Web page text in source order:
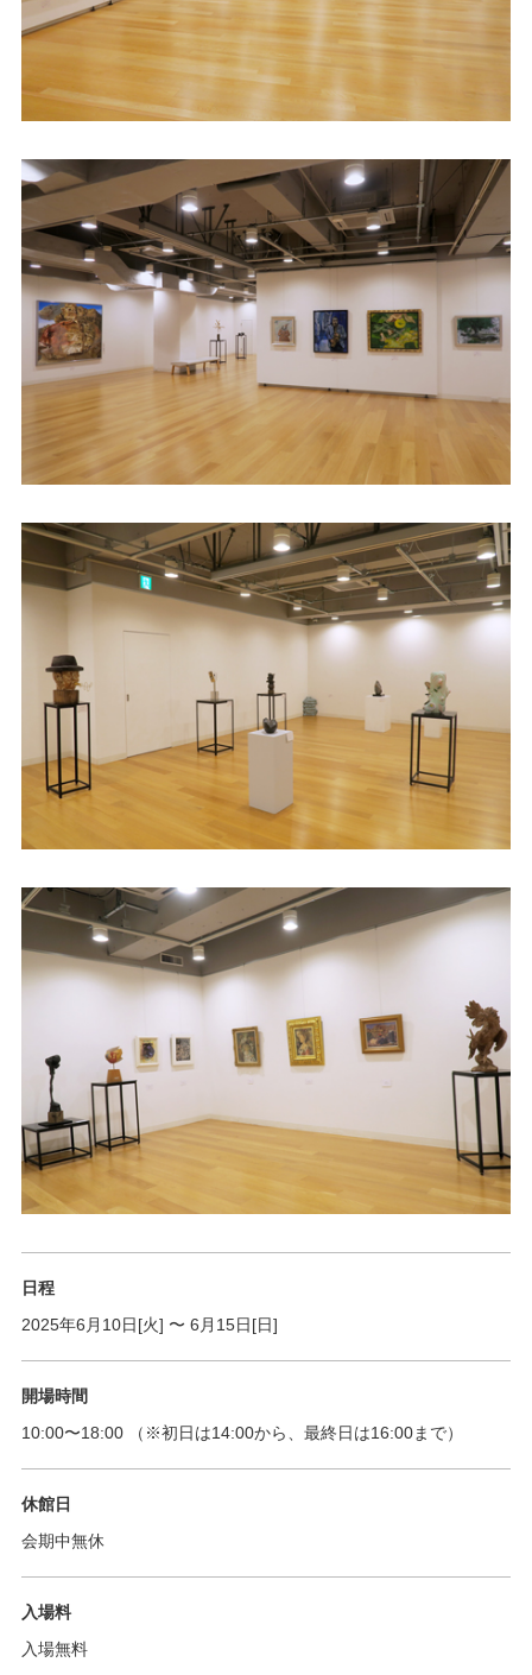
日程
2025年6月10日[火] 〜 6月15日[日]
開場時間
10:00〜18:00（※初日は14:00から、最終日は16:00まで）
休館日
会期中無休
入場料
入場無料